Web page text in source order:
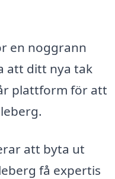
en noggrann
att ditt nya tak
plattform för att
att byta ut
få expertis